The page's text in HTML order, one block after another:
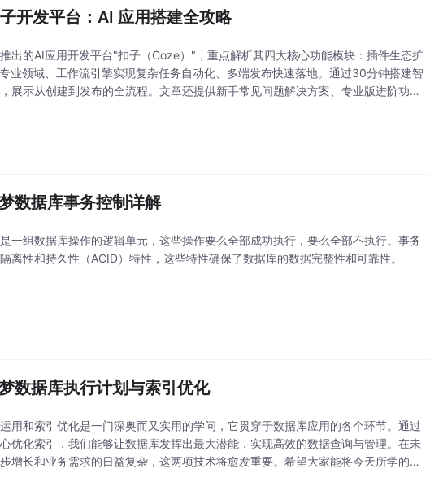
开发平台：AI 应用搭建全攻略
出的AI应用开发平台"扣子（Coze）"，重点解析其四大核心功能模块：插件生态扩
业领域、工作流引擎实现复杂任务自动化、多端发布快速落地。通过30分钟搭建智
展示从创建到发布的全流程。文章还提供新手常见问题解决方案、专业版进阶功能
数据库事务控制详解
一组数据库操作的逻辑单元，这些操作要么全部成功执行，要么全部不执行。事务
离性和持久性（ACID）特性，这些特性确保了数据库的数据完整性和可靠性。
数据库执行计划与索引优化
用和索引优化是一门深奥而又实用的学问，它贯穿于数据库应用的各个环节。通过
优化索引，我们能够让数据库发挥出最大潜能，实现高效的数据查询与管理。在未
增长和业务需求的日益复杂，这两项技术将愈发重要。希望大家能将今天所学的知